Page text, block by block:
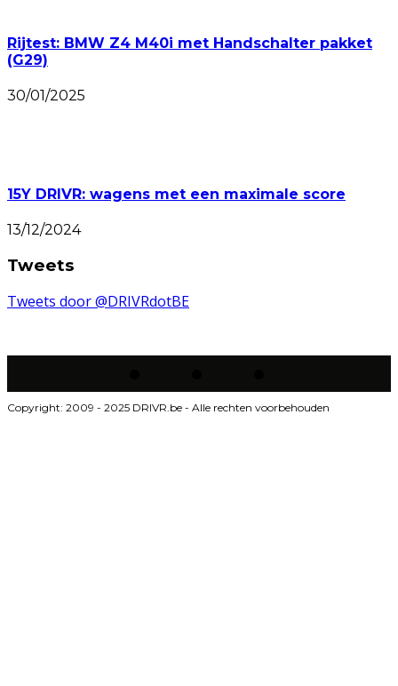
Rijtest: BMW Z4 M40i met Handschalter pakket
(G29)
30/01/2025
15Y DRIVR: wagens met een maximale score
13/12/2024
Tweets
Tweets door @DRIVRdotBE
Copyright: 2009 - 2025 DRIVR.be - Alle rechten voorbehouden